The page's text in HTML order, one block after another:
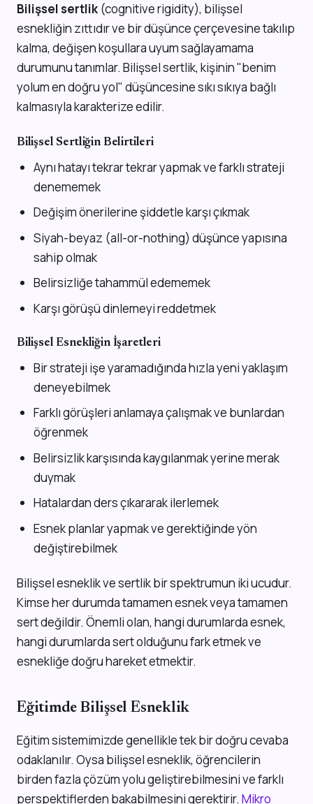
Bilişsel sertlik (cognitive rigidity), bilişsel
esnekliğin zıttıdır ve bir düşünce çerçevesine takılıp
kalma, değişen koşullara uyum sağlayamama
durumunu tanımlar. Bilişsel sertlik, kişinin "benim
yolum en doğru yol" düşüncesine sıkı sıkıya bağlı
kalmasıyla karakterize edilir.
Bilişsel Sertliğin Belirtileri
Aynı hatayı tekrar tekrar yapmak ve farklı strateji
denememek
Değişim önerilerine şiddetle karşı çıkmak
Siyah-beyaz (all-or-nothing) düşünce yapısına
sahip olmak
Belirsizliğe tahammül edememek
Karşı görüşü dinlemeyi reddetmek
Bilişsel Esnekliğin İşaretleri
Bir strateji işe yaramadığında hızla yeni yaklaşım
deneyebilmek
Farklı görüşleri anlamaya çalışmak ve bunlardan
öğrenmek
Belirsizlik karşısında kaygılanmak yerine merak
duymak
Hatalardan ders çıkararak ilerlemek
Esnek planlar yapmak ve gerektiğinde yön
değiştirebilmek
Bilişsel esneklik ve sertlik bir spektrumun iki ucudur.
Kimse her durumda tamamen esnek veya tamamen
sert değildir. Önemli olan, hangi durumlarda esnek,
hangi durumlarda sert olduğunu fark etmek ve
esnekliğe doğru hareket etmektir.
Eğitimde Bilişsel Esneklik
Eğitim sistemimizde genellikle tek bir doğru cevaba
odaklanılır. Oysa bilişsel esneklik, öğrencilerin
birden fazla çözüm yolu geliştirebilmesini ve farklı
perspektiflerden bakabilmesini gerektirir. Mikro